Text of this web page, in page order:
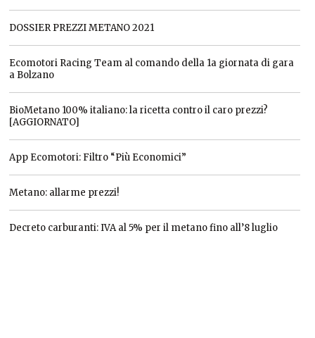
DOSSIER PREZZI METANO 2021
Ecomotori Racing Team al comando della 1a giornata di gara
a Bolzano
BioMetano 100% italiano: la ricetta contro il caro prezzi?
[AGGIORNATO]
App Ecomotori: Filtro “Più Economici”
Metano: allarme prezzi!
Decreto carburanti: IVA al 5% per il metano fino all’8 luglio